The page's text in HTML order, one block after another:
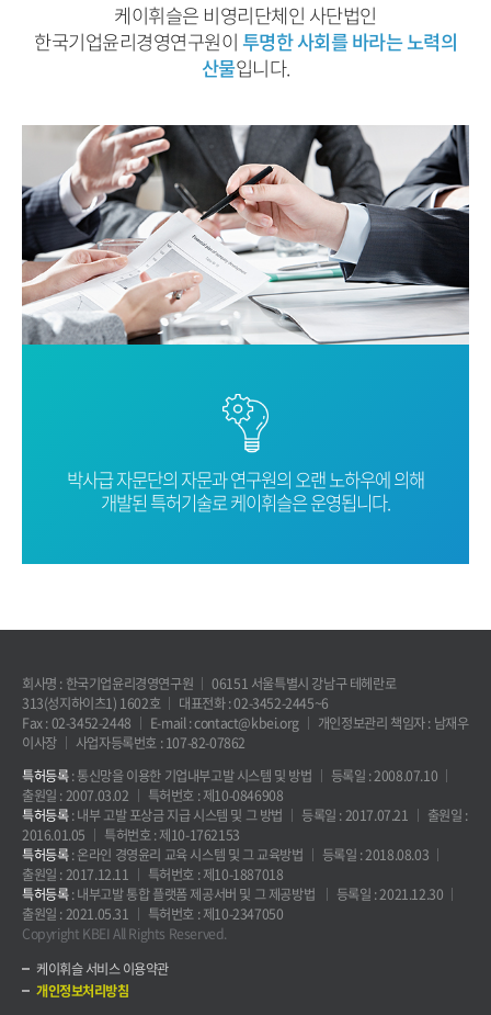
케이휘슬은 비영리단체인 사단법인
한국기업윤리경영연구원이투명한 사회를 바라는 노력의
산물입니다.
박사급 자문단의 자문과 연구원의 오랜노하우에 의해
개발된 특허기술로케이휘슬은 운영됩니다.
회사명 : 한국기업윤리경영연구원
06151 서울특별시 강남구 테헤란로
313(성지하이츠1) 1602호
대표전화 : 02-3452-2445~6
Fax : 02-3452-2448
E-mail : contact@kbei.org
개인정보관리 책임자 : 남재우
이사장
사업자등록번호 : 107-82-07862
특허등록: 통신망을 이용한 기업내부고발 시스템 및 방법
등록일 : 2008.07.10
출원일 : 2007.03.02
특허번호 : 제10-0846908
특허등록: 내부 고발 포상금 지급 시스템 및 그 방법 등록일 : 2017.07.21
출원일 :
2016.01.05
특허번호 : 제10-1762153
특허등록: 온라인 경영윤리 교육 시스템 및 그 교육방법
등록일 : 2018.08.03
출원일 : 2017.12.11
특허번호 : 제10-1887018
특허등록: 내부고발 통합 플랫폼 제공서버 및 그 제공방법
등록일 : 2021.12.30
출원일 : 2021.05.31
특허번호 : 제10-2347050
Copyright KBEI All Rights Reserved.
케이휘슬 서비스 이용약관
개인정보처리방침